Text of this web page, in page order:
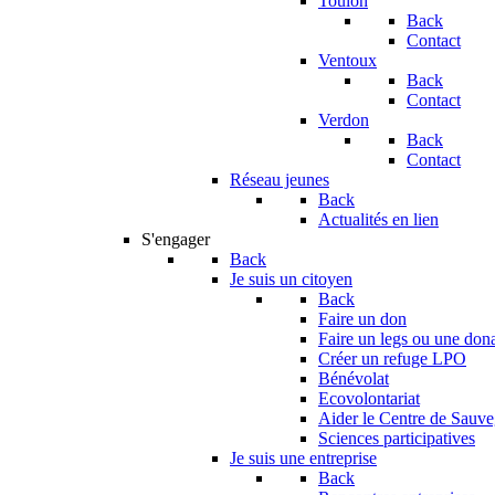
Back
Contact
Ventoux
Back
Contact
Verdon
Back
Contact
Réseau jeunes
Back
Actualités en lien
S'engager
Back
Je suis un citoyen
Back
Faire un don
Faire un legs ou une
Créer un refuge LPO
Bénévolat
Ecovolontariat
Aider le Centre de
Sciences participatives
Je suis une entreprise
Back